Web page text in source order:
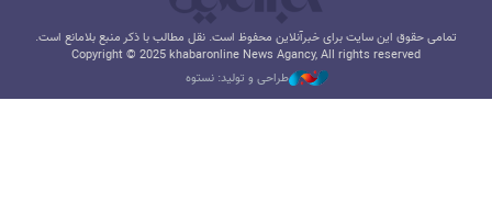
تمامی حقوق این سایت برای خبرآنلاین محفوظ است. نقل مطالب با ذکر منبع بلامانع است.
Copyright © 2025 khabaronline News Agancy, All rights reserved
طراحی و تولید: نستوه